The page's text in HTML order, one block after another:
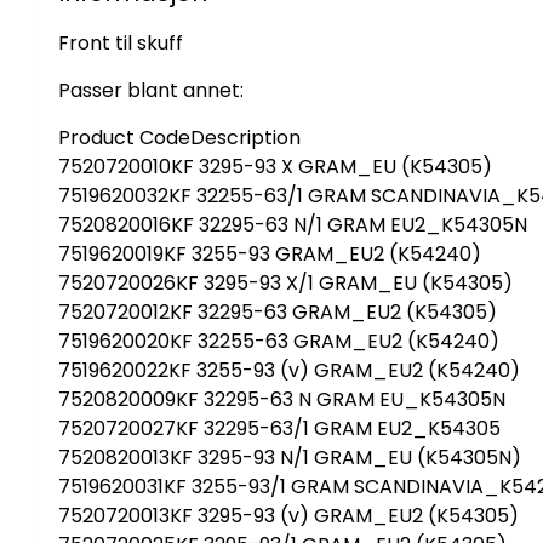
Front til skuff
Passer blant annet:
Product CodeDescription
7520720010KF 3295-93 X GRAM_EU (K54305)
7519620032KF 32255-63/1 GRAM
7520820016KF 32295-63 N/1 GRAM EU2_K54305N
7519620019KF 3255-93 GRAM_EU2 (K54240)
7520720026KF 3295-93 X/1 GRAM_EU (K54305)
7520720012KF 32295-63 GRAM_EU2 (K54305)
7519620020KF 32255-63 GRAM_EU2 (K54240)
7519620022KF 3255-93 (v) GRAM_EU2 (K54240)
7520820009KF 32295-63 N GRAM EU_K54305N
7520720027KF 32295-63/1 GRAM EU2_K54305
7520820013KF 3295-93 N/1 GRAM_EU (K54305N)
7519620031KF 3255-93/1 GRAM
7520720013KF 3295-93 (v) GRAM_EU2 (K54305)